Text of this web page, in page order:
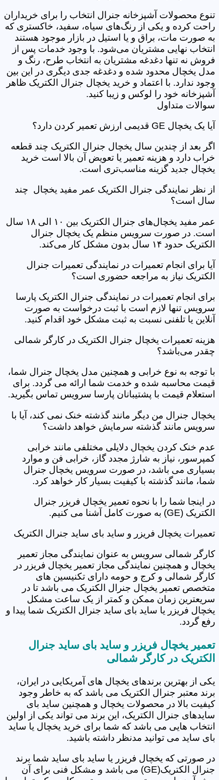
تنوع محصولات آشپزخانه جنرال انتخاب را برای خریداران
راحت کرده و یکی از رنگ‌های سیاه، سفید، خاکستری که
به صورت مات، براق و یا استیل در بازار موجود هستند
انتخاب نهایی مشتریان می‌شود. با وجود خدمات پس از
فروش نه تنها دغدغه مشتریان به انتخاب طرح، رنگ و
مدل یخچال محدود شده و دغدغه جدی دیگری در این بین
وجود ندارد. با اعتماد و خرید یخچال جنرال الکتریک ظاهر
آشپزخانه خود را لوکس و زیبا کنید.
سوالات متداول
آیا یک یخچال GE قدیمی ارزش تعمیر کردن دارد؟
اگر بعد از چندین سال یخچال جنرال الکتریک چند قطعه
خراب دارد و هزینه تعمیر یا تعویض آن بالا است خرید
یخچال جدید گزینه مناسب‌تری است.
از نظر نمایندگی جنرال الکتریک عمر مفید یخچال چند
سال است؟
عمر مفید یخچال‌های جنرال الکتریک بین ۱۰ الی ۱۸ سال
است. در صورت سرویس منظم یک یخچال جنرال
الکتریک حدود ۱۴ سال بدون مشکل کار می‌کند.
آیا برای انجام تعمیرات در نمایندگی تعمیرات جنرال
الکتریک نیاز به مراجعه حضوری است؟
برای انجام تعمیرات در نمایندگی جنرال الکتریک پارسا
سرویس تنها لازم است با ثبت درخواست به صورت
آنلاین یا تلفنی نسبت به ثبت مشکل خود اقدام کنید.
هزینه تعمیرات یخچال جنرال الکتریک در کارگر شمالی
چقدر می‌باشد؟
با توجه به نوع خرابی و همچنین مدل یخچال جنرال شما،
قیمت محاسبه شده و خدمت شما ارائه می گردد. برای
استعلام قیمت با پشتیبانان پارسا سرویس تماس بگیرید.
یخچال جنرال من دیگر مانند گذشته خنک نمی کند، آیا با
سرویس مانند گذشته سرمایش خواهد داشت؟
عدم خنک کردن یخچال دلایلی مختلفی مانند خرابی
کمپرسور، نیاز به شارژ مجدد گاز، خرابی فن و موارد
بسیاری می باشد، در صورت سرویس یخچال جنرال
شما، مانند گذشته با کیفیت بسیار کار خواهد کرد.
در اینجا شما را با نحوه تعمیر یخچال فریزر جنرال
الکتریک (GE) به صورت کامل آشنا می کنیم.
تعمیرات یخچال فریزر و ساید بای ساید جنرال الکتریک
کارگر شمالی سرویس به عنوان نمایندگی مجاز تعمیر
یخچال و همچنین نمایندگی مجاز تعمیر یخچال فریزر در
کارگر شمالی و کرج و حومه دارای تکنیسین های
متخصص تعمیر یخچال جنرال الکتریک می باشد تا در
سریعترین زمان ممکن و کمتر از یک ساعت مشکل
یخچال فریزر یا ساید بای ساید جنرال الکتریک شما پیدا و
رفع گردد.
تعمیر یخچال فریزر و ساید بای ساید جنرال
الکتریک در کارگر شمالی
یکی از بهترین برندهای یخچال های آمریکایی در ایران،
برند معتبر جنرال الکتریک می باشد که به خاطر وجود
کیفیت بالا در محصولات یخچال و همچنین ساید بای
سایدهای جنرال الکتریک، این برند می تواند یکی از اولین
انتخاب هایی می باشد که شما برای خرید یخچال یا ساید
بای ساید می توانید مدنظر داشته باشید.
در صورتی که یخچال فریزر یا ساید بای ساید شما برند
جنرال الکتریک(GE) می باشد و مشکل فنی برای آن